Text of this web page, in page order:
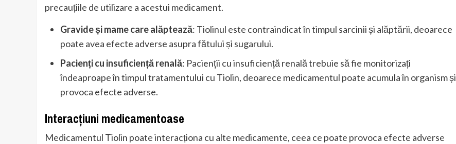
precauțiile de utilizare a acestui medicament.
Gravide și mame care alăptează: Tiolinul este contraindicat în timpul sarcinii și alăptării, deoarece
poate avea efecte adverse asupra fătului și sugarului.
Pacienți cu insuficiență renală: Pacienții cu insuficiență renală trebuie să fie monitorizați
îndeaproape în timpul tratamentului cu Tiolin, deoarece medicamentul poate acumula în organism și
provoca efecte adverse.
Interacțiuni medicamentoase
Medicamentul Tiolin poate interacționa cu alte medicamente, ceea ce poate provoca efecte adverse